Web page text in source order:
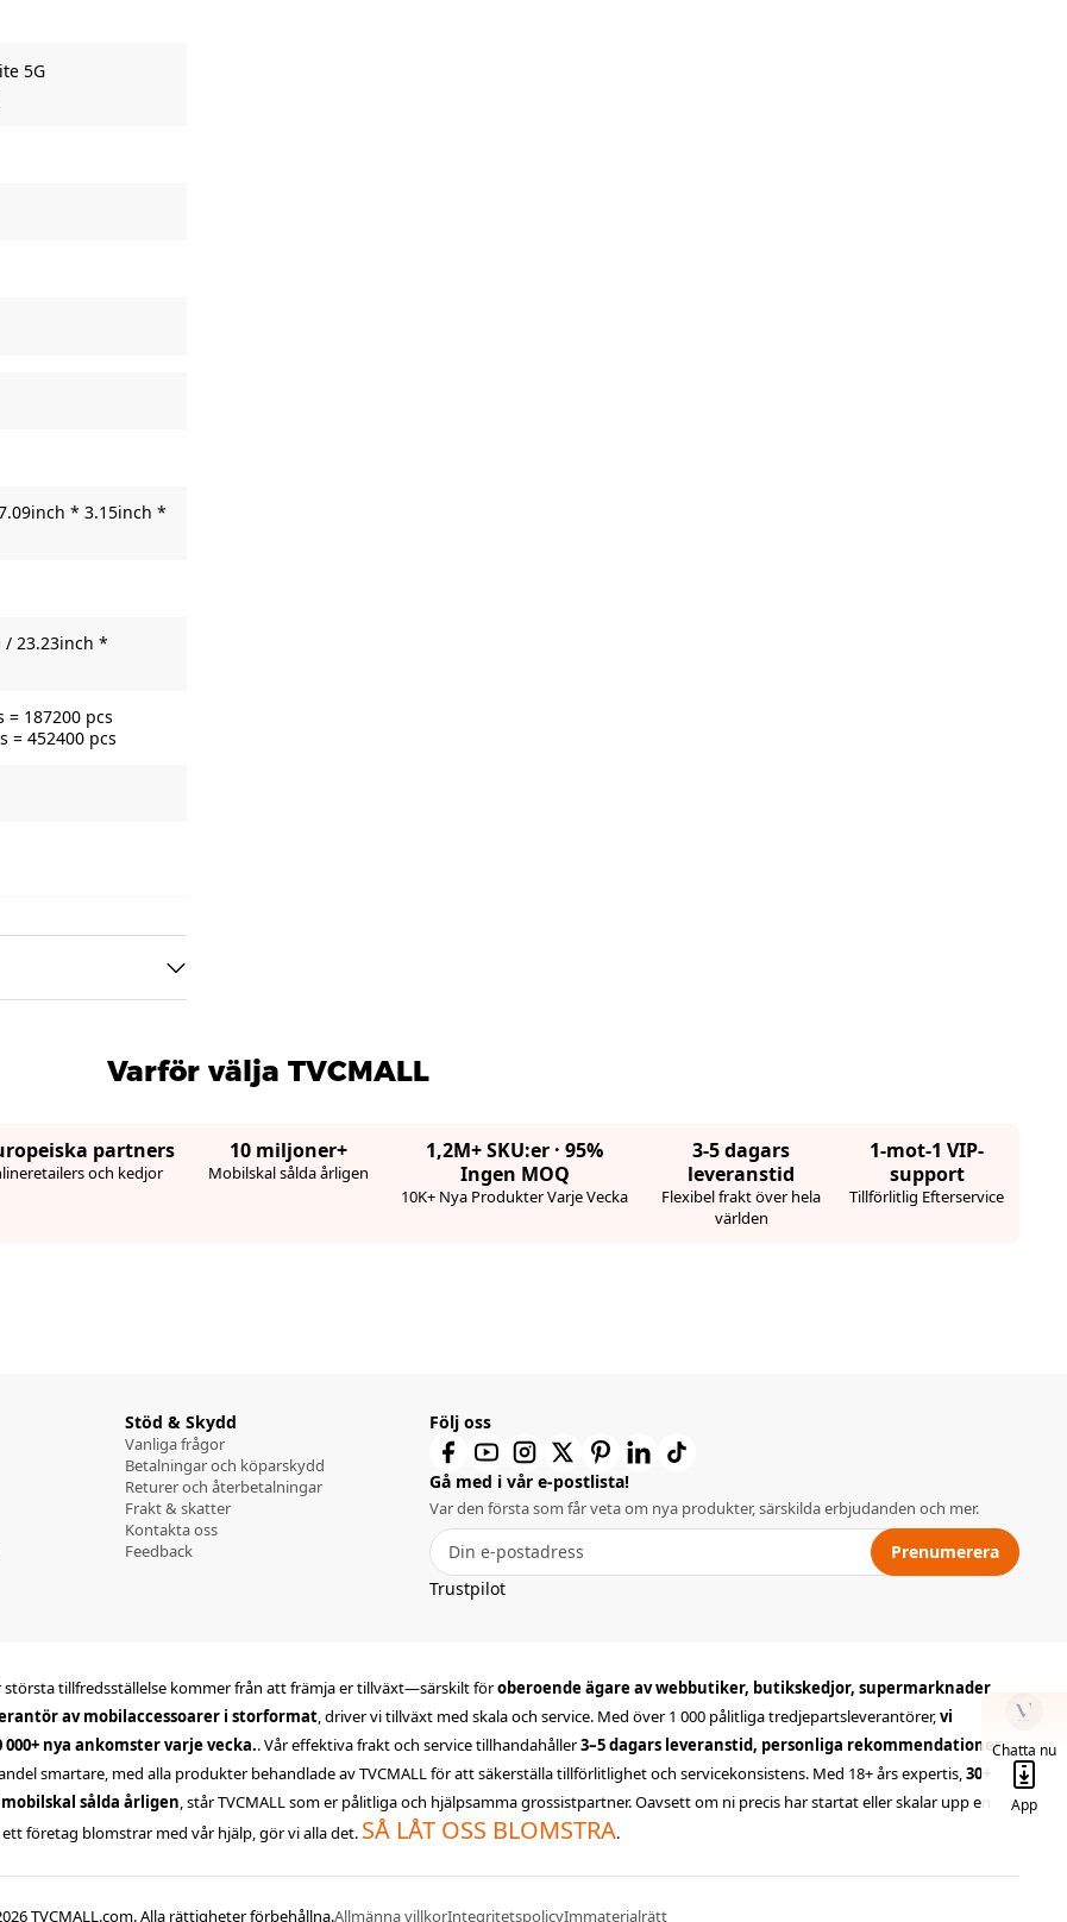
5G
* 3.15inch *
/ 23.23inch *
= 187200 pcs
= 452400 pcs
Varför välja TVCMALL
partners
och kedjor
10 miljoner+
Mobilskal sålda årligen
1,2M+ SKU:er · 95%
Ingen MOQ
10K+ Nya Produkter Varje Vecka
3-5 dagars
leveranstid
Flexibel frakt över hela
världen
1-mot-1 VIP-
support
Tillförlitlig Efterservice
Chatta nu
App
Stöd & Skydd
Vanliga frågor
Betalningar och köparskydd
Returer och återbetalningar
Frakt & skatter
Kontakta oss
Feedback
Följ oss
Gå med i vår e-postlista!
Var den första som får veta om nya produkter, särskilda erbjudanden och mer.
Prenumerera
Trustpilot
största tillfredsställelse kommer från att främja er tillväxt—särskilt föroberoende ägare av webbutiker, butikskedjor, supermarknader
av mobilaccessoarer i storformat, driver vi tillväxt med skala och service. Med över 1 000 pålitliga tredjepartsleverantörer,vi
nya ankomster varje vecka.. Vår effektiva frakt och service tillhandahåller3–5 dagars leveranstid, personliga rekommendationer,
smartare, med alla produkter behandlade av TVCMALL för att säkerställa tillförlitlighet och servicekonsistens. Med 18+ års expertis,30+
sålda årligen, står TVCMALL som er pålitliga och hjälpsamma grossistpartner. Oavsett om ni precis har startat eller skalar upp en
företag blomstrar med vår hjälp, gör vi alla det. SÅ LÅT OSS BLOMSTRA.
TVCMALL.com. Alla rättigheter förbehållna.Allmänna villkorIntegritetspolicyImmaterialrätt